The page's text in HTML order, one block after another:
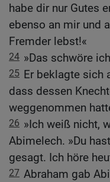
habe dir nur Gutes
ebenso an mir und
Fremder lebst!«
24 »Das schwöre
25 Er beklagte sich
dass dessen
weggenommen
26 »Ich weiß nicht,
Abimelech. »Du
gesagt. Ich höre
27 Abraham gab